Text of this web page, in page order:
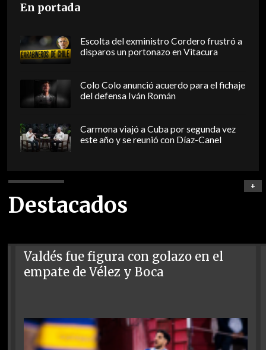
En portada
Escolta del exministro Cordero frustró a
disparos un portonazo en Vitacura
Colo Colo anunció acuerdo para el fichaje
del defensa Iván Román
Carmona viajó a Cuba por segunda vez
este año y se reunió con Díaz-Canel
Destacados
+
Valdés fue figura con golazo en el
empate de Vélez y Boca